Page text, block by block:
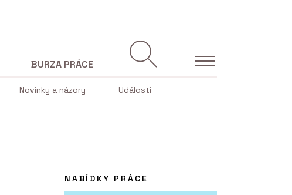
Novinky a názory Události
BURZA PRÁCE
NABÍDKY PRÁCE